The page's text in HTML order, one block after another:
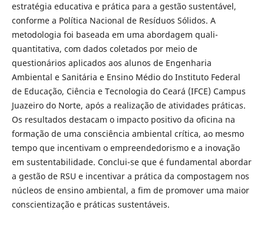
estratégia educativa e prática para a gestão sustentável,
conforme a Política Nacional de Resíduos Sólidos. A
metodologia foi baseada em uma abordagem quali-
quantitativa, com dados coletados por meio de
questionários aplicados aos alunos de Engenharia
Ambiental e Sanitária e Ensino Médio do Instituto Federal
de Educação, Ciência e Tecnologia do Ceará (IFCE) Campus
Juazeiro do Norte, após a realização de atividades práticas.
Os resultados destacam o impacto positivo da oficina na
formação de uma consciência ambiental crítica, ao mesmo
tempo que incentivam o empreendedorismo e a inovação
em sustentabilidade. Conclui-se que é fundamental abordar
a gestão de RSU e incentivar a prática da compostagem nos
núcleos de ensino ambiental, a fim de promover uma maior
conscientização e práticas sustentáveis.